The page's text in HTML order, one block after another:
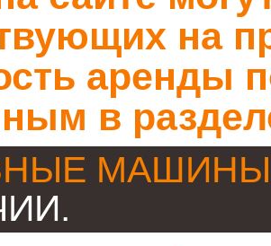
на
аренды
в